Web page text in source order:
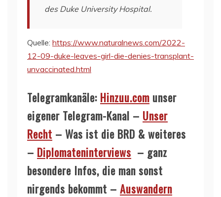
des Duke University Hospital.
Quelle: https://www.naturalnews.com/2022-
12-09-duke-leaves-girl-die-denies-transplant-
unvaccinated.html
Telegramkanäle: Hinzuu.com unser
eigener Telegram-Kanal – Unser
Recht – Was ist die BRD & weiteres
– Diplomateninterviews – ganz
besondere Infos, die man sonst
nirgends bekommt – Auswandern